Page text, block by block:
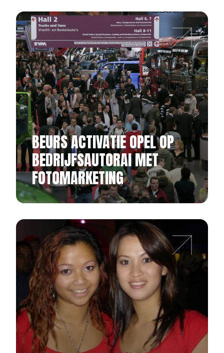
BEURS ACTIVATIE OPEL OP
BEDRIJFSAUTORAI MET
FOTOMARKETING